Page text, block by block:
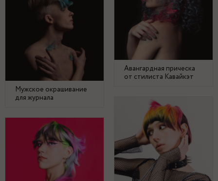
Авангардная прическа
от стилиста Кавайкэт
Мужское окрашивание
для журнала